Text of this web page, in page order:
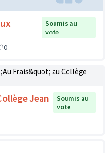
Soumis au
vote
0
Jean
Soumis au
vote